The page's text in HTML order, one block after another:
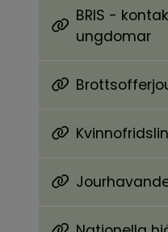
BRIS -
ungdomar
Länk till annan
Länk till annan
Länk till annan
Länk till annan